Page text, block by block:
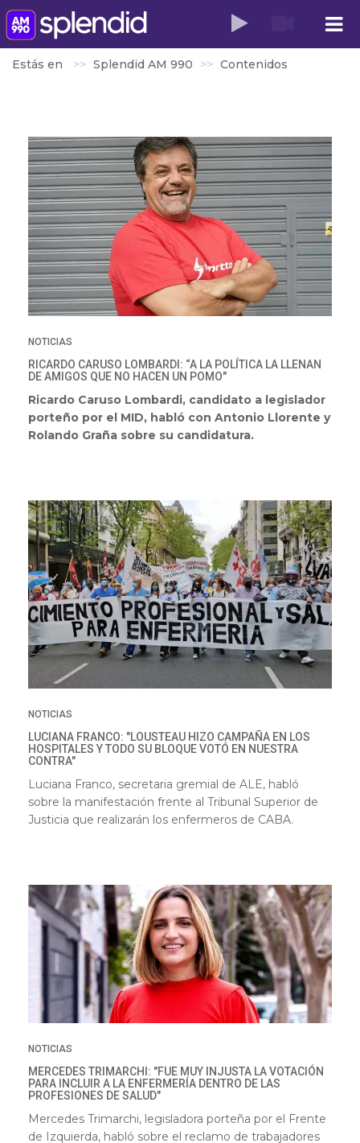
Estás en Splendid AM 990 Contenidos
NOTICIAS
RICARDO CARUSO LOMBARDI: “A LA POLÍTICA LA LLENAN
DE AMIGOS QUE NO HACEN UN POMO"
Ricardo Caruso Lombardi, candidato a legislador
porteño por el MID, habló con Antonio Llorente y
Rolando Graña sobre su candidatura.
NOTICIAS
LUCIANA FRANCO: "LOUSTEAU HIZO CAMPAÑA EN LOS
HOSPITALES Y TODO SU BLOQUE VOTÓ EN NUESTRA
CONTRA"
Luciana Franco, secretaria gremial de ALE, habló
sobre la manifestación frente al Tribunal Superior de
Justicia que realizarán los enfermeros de CABA.
NOTICIAS
MERCEDES TRIMARCHI: "FUE MUY INJUSTA LA VOTACIÓN
PARA INCLUIR A LA ENFERMERÍA DENTRO DE LAS
PROFESIONES DE SALUD"
Mercedes Trimarchi, legisladora porteña por el Frente
de Izquierda, habló sobre el reclamo de trabajadores